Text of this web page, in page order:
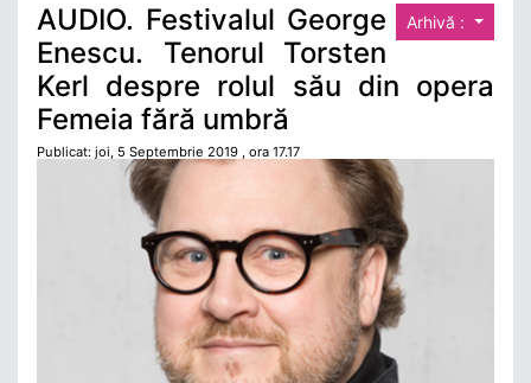
Arhivă :
AUDIO. Festivalul George
Enescu. Tenorul Torsten
Kerl despre rolul său din opera
Femeia fără umbră
Publicat: joi, 5 Septembrie 2019 , ora 17.17